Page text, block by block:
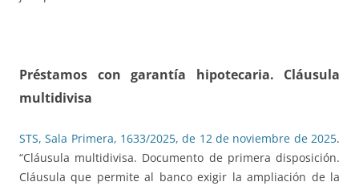
Préstamos con garantía hipotecaria. Cláusula
multidivisa
STS, Sala Primera, 1633/2025, de 12 de noviembre de 2025.
“Cláusula multidivisa. Documento de primera disposición.
Cláusula que permite al banco exigir la ampliación de la